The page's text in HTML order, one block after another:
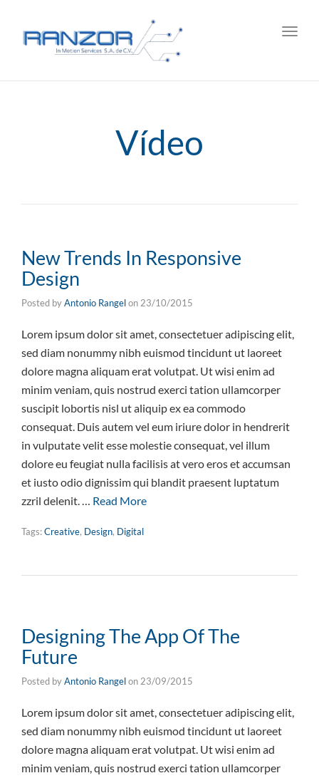
Vídeo
New Trends In Responsive
Design
Posted byAntonio Rangelon 23/10/2015
Lorem ipsum dolor sit amet, consectetuer adipiscing elit,
sed diam nonummy nibh euismod tincidunt ut laoreet
dolore magna aliquam erat volutpat. Ut wisi enim ad
minim veniam, quis nostrud exerci tation ullamcorper
suscipit lobortis nisl ut aliquip ex ea commodo
consequat. Duis autem vel eum iriure dolor in hendrerit
in vulputate velit esse molestie consequat, vel illum
dolore eu feugiat nulla facilisis at vero eros et accumsan
et iusto odio dignissim qui blandit praesent luptatum
zzril delenit. … Read More
Tags:Creative, Design, Digital
Designing The App Of The
Future
Posted byAntonio Rangelon 23/09/2015
Lorem ipsum dolor sit amet, consectetuer adipiscing elit,
sed diam nonummy nibh euismod tincidunt ut laoreet
dolore magna aliquam erat volutpat. Ut wisi enim ad
minim veniam, quis nostrud exerci tation ullamcorper